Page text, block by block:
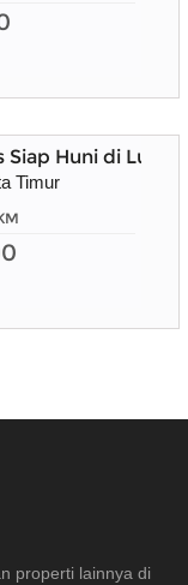
Siap Huni di
Timur
properti lainnya di